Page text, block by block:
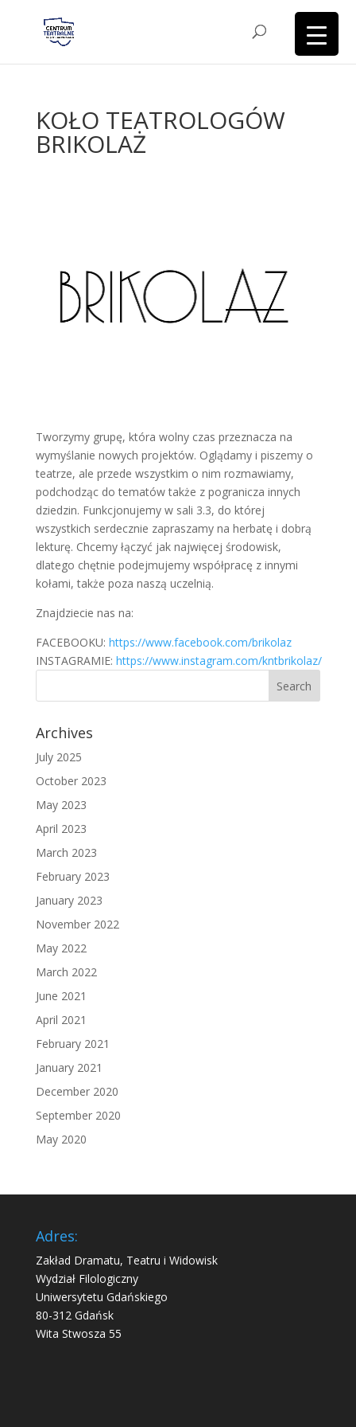
KOŁO TEATROLOGÓW
BRIKOLAŻ
Tworzymy grupę, która wolny czas przeznacza na
wymyślanie nowych projektów. Oglądamy i piszemy o
teatrze, ale przede wszystkim o nim rozmawiamy,
podchodząc do tematów także z pogranicza innych
dziedzin. Funkcjonujemy w sali 3.3, do której
wszystkich serdecznie zapraszamy na herbatę i dobrą
lekturę. Chcemy łączyć jak najwięcej środowisk,
dlatego chętnie podejmujemy współpracę z innymi
kołami, także poza naszą uczelnią.
Znajdziecie nas na:
FACEBOOKU: https://www.facebook.com/brikolaz
INSTAGRAMIE: https://www.instagram.com/kntbrikolaz/
Archives
July 2025
October 2023
May 2023
April 2023
March 2023
February 2023
January 2023
November 2022
May 2022
March 2022
June 2021
April 2021
February 2021
January 2021
December 2020
September 2020
May 2020
Adres:
Zakład Dramatu, Teatru i Widowisk
Wydział Filologiczny
Uniwersytetu Gdańskiego
80-312 Gdańsk
Wita Stwosza 55